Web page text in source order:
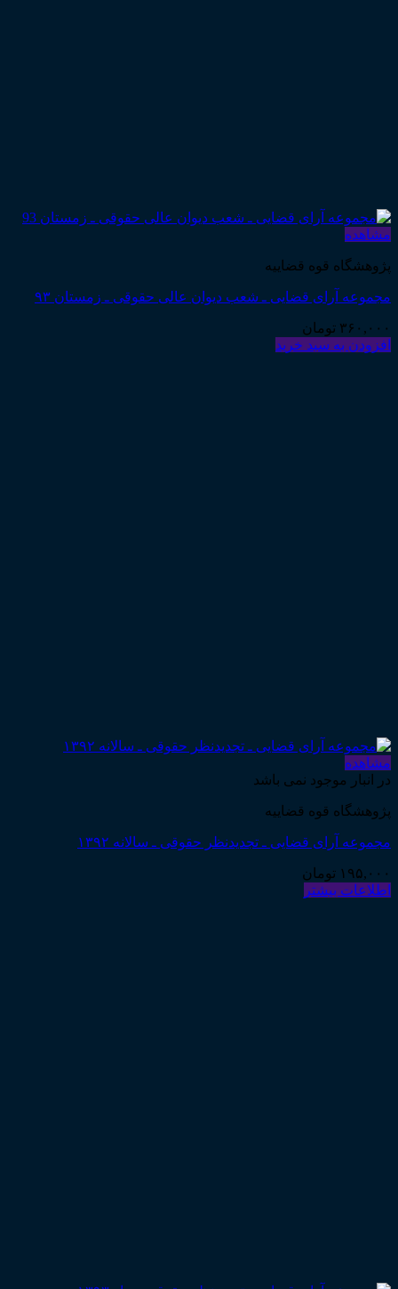
مشاهده
پژوهشگاه قوه قضاییه
مجموعه آرای قضایی ـ شعب دیوان عالی حقوقی ـ زمستان ۹۳
۳۶۰,۰۰۰ تومان
افزودن به سبد خرید
مشاهده
در انبار موجود نمی باشد
پژوهشگاه قوه قضاییه
مجموعه آرای قضایی ـ تجدیدنظر حقوقی ـ سالانه ۱۳۹۲
۱۹۵,۰۰۰ تومان
اطلاعات بیشتر